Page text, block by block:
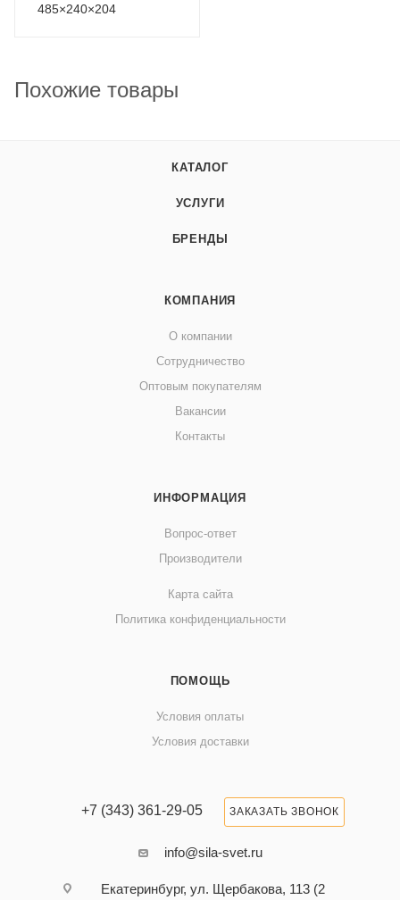
485×240×204
Похожие товары
КАТАЛОГ
УСЛУГИ
БРЕНДЫ
КОМПАНИЯ
О компании
Сотрудничество
Оптовым покупателям
Вакансии
Контакты
ИНФОРМАЦИЯ
Вопрос-ответ
Производители
Карта сайта
Политика конфиденциальности
ПОМОЩЬ
Условия оплаты
Условия доставки
+7 (343) 361-29-05 ЗАКАЗАТЬ ЗВОНОК
info@sila-svet.ru
Екатеринбург, ул. Щербакова, 113 (2